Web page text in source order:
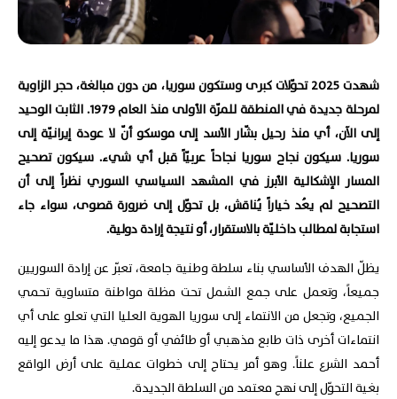
شهدت 2025 تحوّلات كبرى وستكون سوريا، من دون مبالغة، حجر الزاوية
لمرحلة جديدة في المنطقة للمرّة الأولى منذ العام 1979. الثابت الوحيد
إلى الآن، أي منذ رحيل بشّار الأسد إلى موسكو أنّ لا عودة إيرانيّة إلى
سوريا. سيكون نجاح سوريا نجاحاً عربيّاً قبل أي شيء. سيكون تصحيح
المسار الإشكالية الأبرز في المشهد السياسي السوري نظراً إلى أن
التصحيح لم يعُد خياراً يُناقش، بل تحوّل إلى ضرورة قصوى، سواء جاء
استجابة لمطالب داخليّة بالاستقرار، أو نتيجة إرادة دولية.
يظلّ الهدف الأساسي بناء سلطة وطنية جامعة، تعبّر عن إرادة السوريين
جميعاً، وتعمل على جمع الشمل تحت مظلة مواطنة متساوية تحمي
الجميع، وتجعل من الانتماء إلى سوريا الهوية العليا التي تعلو على أي
انتماءات أخرى ذات طابع مذهبي أو طائفي أو قومي. هذا ما يدعو إليه
أحمد الشرع علناً. وهو أمر يحتاج إلى خطوات عملية على أرض الواقع
بغية التحوّل إلى نهج معتمد من السلطة الجديدة.